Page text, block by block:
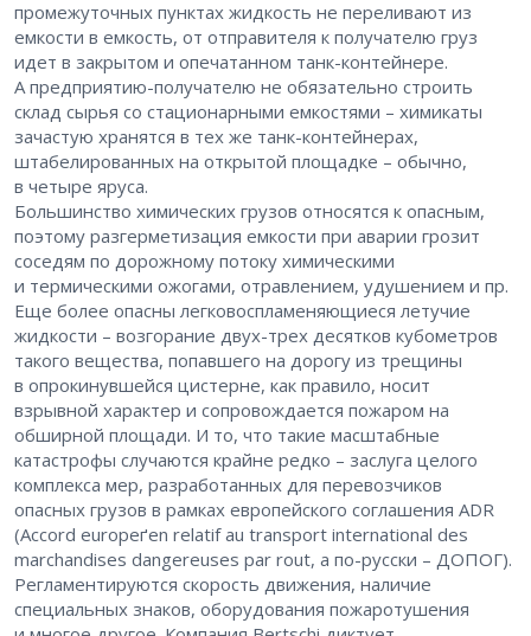
промежуточных пунктах жидкость не переливают из
емкости в емкость, от отправителя к получателю груз
идет в закрытом и опечатанном танк-контейнере.
А предприятию-получателю не обязательно строить
склад сырья со стационарными емкостями – ​химикаты
зачастую хранятся в тех же танк-контейнерах,
штабелированных на открытой площадке – ​обычно,
в четыре яруса.
Большинство химических грузов относятся к опасным,
поэтому разгерметизация емкости при аварии грозит
соседям по дорожному потоку химическими
и термическими ожогами, отравлением, удушением и пр.
Еще более опасны легковоспламеняющиеся летучие
жидкости – ​возгорание двух-трех десятков кубометров
такого вещества, попавшего на дорогу из трещины
в опрокинувшейся цистерне, как правило, носит
взрывной характер и сопровождается пожаром на
обширной площади. И то, что такие масштабные
катастрофы случаются крайне редко – ​заслуга целого
комплекса мер, разработанных для перевозчиков
опасных грузов в рамках европейского соглашения ADR
(Accord europeґen relatif au transport international des
marchandises dangereuses par rout, а по-русски – ​ДОПОГ).
Регламентируются скорость движения, наличие
специальных знаков, оборудования пожаротушения